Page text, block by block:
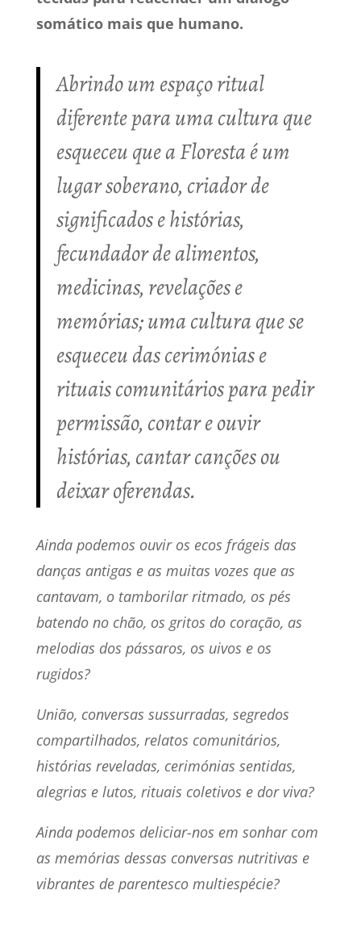
somático mais que humano.
Abrindo um espaço ritual
diferente para uma cultura que
esqueceu que a Floresta é um
lugar soberano, criador de
significados e histórias,
fecundador de alimentos,
medicinas, revelações e
memórias; uma cultura que se
esqueceu das cerimónias e
rituais comunitários para pedir
permissão, contar e ouvir
histórias, cantar canções ou
deixar oferendas.
Ainda podemos ouvir os ecos frágeis das
danças antigas e as muitas vozes que as
cantavam, o tamborilar ritmado, os pés
batendo no chão, os gritos do coração, as
melodias dos pássaros, os uivos e os
rugidos?
União, conversas sussurradas, segredos
compartilhados, relatos comunitários,
histórias reveladas, cerimónias sentidas,
alegrias e lutos, rituais coletivos e dor viva?
Ainda podemos deliciar-nos em sonhar com
as memórias dessas conversas nutritivas e
vibrantes de parentesco multiespécie?